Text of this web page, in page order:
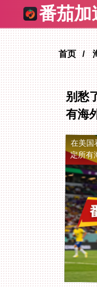
番茄加
首页
别愁
有海
在美国
定所有